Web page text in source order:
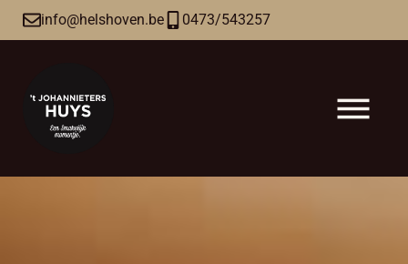
info@helshoven.be 0473/543257